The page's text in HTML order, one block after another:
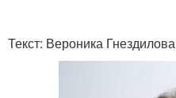
Текст: Вероника Гнездилова